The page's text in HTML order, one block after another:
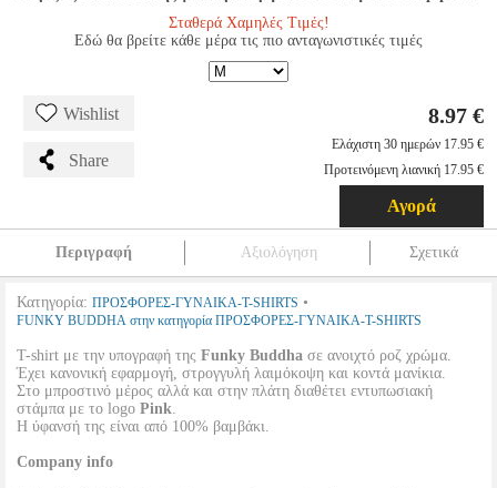
Σταθερά Χαμηλές Τιμές!
Εδώ θα βρείτε κάθε μέρα τις πιο ανταγωνιστικές τιμές
Wishlist
Share
8.97 €
Ελάχιστη 30 ημερών 17.95 €
Προτεινόμενη λιανική 17.95 €
Αγορά
Περιγραφή Αξιολόγηση Σχετικά
Κατηγορία: ΠΡΟΣΦΟΡΕΣ-ΓΥΝΑΙΚΑ-T-SHIRTS •
FUNKY BUDDHA στην κατηγορία ΠΡΟΣΦΟΡΕΣ-ΓΥΝΑΙΚΑ-T-SHIRTS
T-shirt με την υπογραφή της Funky Buddha σε ανοιχτό ροζ χρώμα.
Έχει κανονική εφαρμογή, στρογγυλή λαιμόκοψη και κοντά μανίκια.
Στο μπροστινό μέρος αλλά και στην πλάτη διαθέτει εντυπωσιακή
στάμπα με το logo Pink.
Η ύφανσή της είναι από 100% βαμβάκι.
Company info